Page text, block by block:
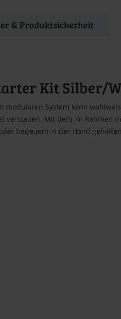
& Produktsicherheit
Kit Silber/
System kann
Mit dem im Rahmen
beqeuem in der Hand